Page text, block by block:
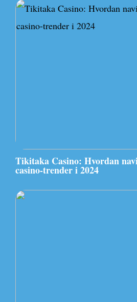
Tikitaka Casino: Hvordan
casino-trender i 2024